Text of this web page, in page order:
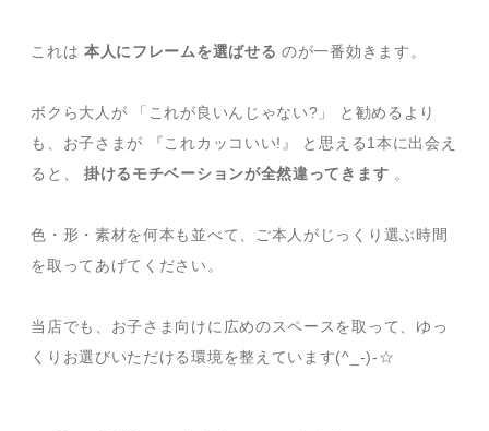
これは 本人にフレームを選ばせる のが一番効きます。
ボクら大人が 「これが良いんじゃない?」 と勧めるより
も、お子さまが 『これカッコいい!』 と思える1本に出会え
ると、 掛けるモチベーションが全然違ってきます 。
色・形・素材を何本も並べて、ご本人がじっくり選ぶ時間
を取ってあげてください。
当店でも、お子さま向けに広めのスペースを取って、ゆっ
くりお選びいただける環境を整えています(^_-)-☆